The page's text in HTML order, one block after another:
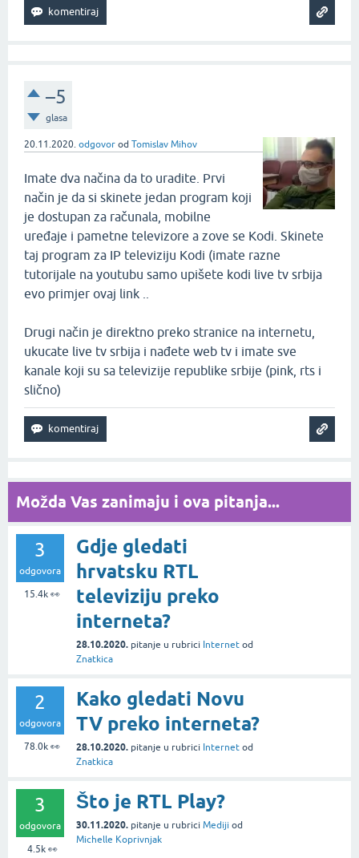
–5
glasa
20.11.2020. odgovor od Tomislav Mihov
Imate dva načina da to uradite. Prvi
način je da si skinete jedan program koji
je dostupan za računala, mobilne
uređaje i pametne televizore a zove se Kodi. Skinete
taj program za IP televiziju Kodi (imate razne
tutorijale na youtubu samo upišete kodi live tv srbija
evo primjer ovaj link ..
Drugi način je direktno preko stranice na internetu,
ukucate live tv srbija i nađete web tv i imate sve
kanale koji su sa televizije republike srbije (pink, rts i
slično)
Možda Vas zanimaju i ova pitanja...
3
odgovora
15.4k 👀
Gdje gledati
hrvatsku RTL
televiziju preko
interneta?
28.10.2020. pitanje u rubrici Internet od
Znatkica
2
odgovora
78.0k 👀
Kako gledati Novu
TV preko interneta?
28.10.2020. pitanje u rubrici Internet od
Znatkica
3
odgovora
4.5k👀
Što je RTL Play?
30.11.2020. pitanje u rubrici Mediji od
Michelle Koprivnjak